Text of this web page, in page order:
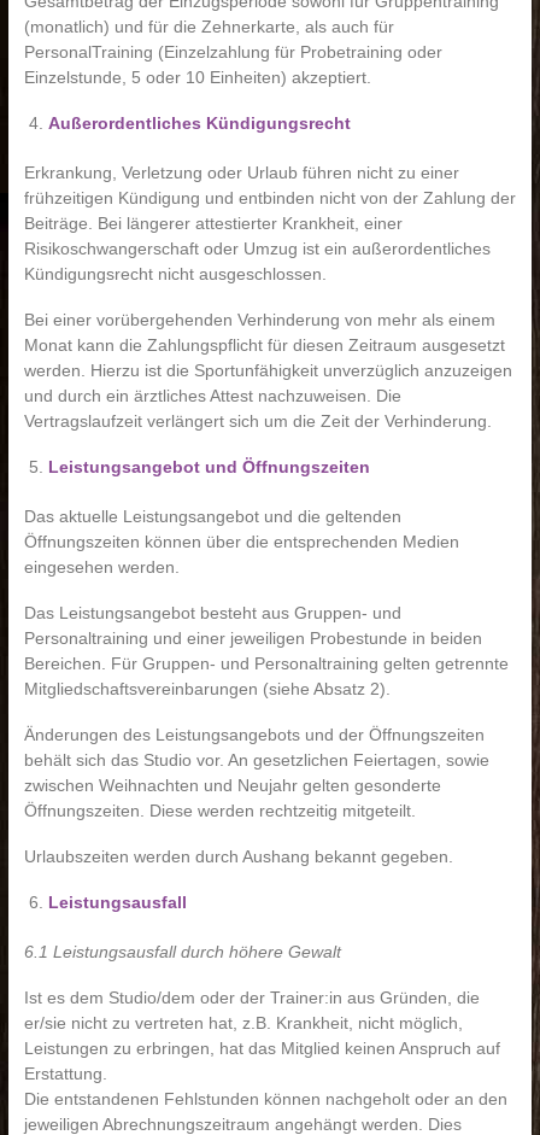
(monatlich) und für die Zehnerkarte, als auch für
PersonalTraining (Einzelzahlung für Probetraining oder
Einzelstunde, 5 oder 10 Einheiten) akzeptiert.
Außerordentliches Kündigungsrecht
Erkrankung, Verletzung oder Urlaub führen nicht zu einer
frühzeitigen Kündigung und entbinden nicht von der Zahlung der
Beiträge. Bei längerer attestierter Krankheit, einer
Risikoschwangerschaft oder Umzug ist ein außerordentliches
Kündigungsrecht nicht ausgeschlossen.
Bei einer vorübergehenden Verhinderung von mehr als einem
Monat kann die Zahlungspflicht für diesen Zeitraum ausgesetzt
werden. Hierzu ist die Sportunfähigkeit unverzüglich anzuzeigen
und durch ein ärztliches Attest nachzuweisen. Die
Vertragslaufzeit verlängert sich um die Zeit der Verhinderung.
Leistungsangebot und Öffnungszeiten
Das aktuelle Leistungsangebot und die geltenden
Öffnungszeiten können über die entsprechenden Medien
eingesehen werden.
Das Leistungsangebot besteht aus Gruppen- und
Personaltraining und einer jeweiligen Probestunde in beiden
Bereichen. Für Gruppen- und Personaltraining gelten getrennte
Mitgliedschaftsvereinbarungen (siehe Absatz 2).
Änderungen des Leistungsangebots und der Öffnungszeiten
behält sich das Studio vor. An gesetzlichen Feiertagen, sowie
zwischen Weihnachten und Neujahr gelten gesonderte
Öffnungszeiten. Diese werden rechtzeitig mitgeteilt.
Urlaubszeiten werden durch Aushang bekannt gegeben.
Leistungsausfall
6.1 Leistungsausfall durch höhere Gewalt
Ist es dem Studio/dem oder der Trainer:in aus Gründen, die
er/sie nicht zu vertreten hat, z.B. Krankheit, nicht möglich,
Leistungen zu erbringen, hat das Mitglied keinen Anspruch auf
Erstattung.
Die entstandenen Fehlstunden können nachgeholt oder an den
jeweiligen Abrechnungszeitraum angehängt werden. Dies